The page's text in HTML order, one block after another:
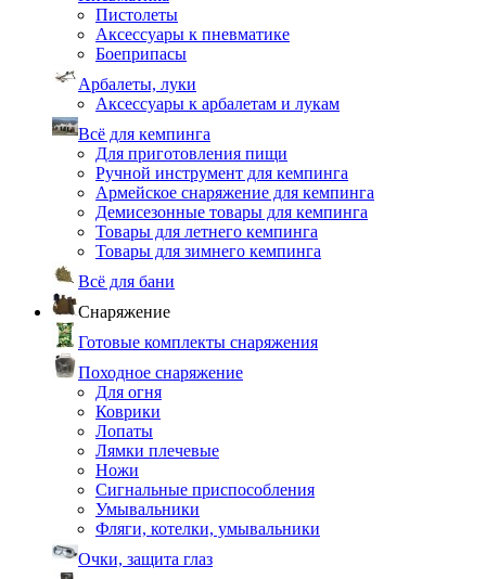
Пистолеты
Аксессуары к пневматике
Боеприпасы
Арбалеты, луки
Аксессуары к арбалетам и лукам
Всё для кемпинга
Для приготовления пищи
Ручной инструмент для кемпинга
Армейское снаряжение для кемпинга
Демисезонные товары для кемпинга
Товары для летнего кемпинга
Товары для зимнего кемпинга
Всё для бани
Снаряжение
Готовые комплекты снаряжения
Походное снаряжение
Для огня
Коврики
Лопаты
Лямки плечевые
Ножи
Сигнальные приспособления
Умывальники
Фляги, котелки, умывальники
Очки, защита глаз